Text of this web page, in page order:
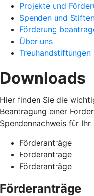
Projekte und
Spenden und Stiften
Förderung
Über uns
Downloads
Hier finden Sie die
Beantragung einer
Spendennachweis für
Förderanträge
Förderanträge
Förderanträge
Förderanträge